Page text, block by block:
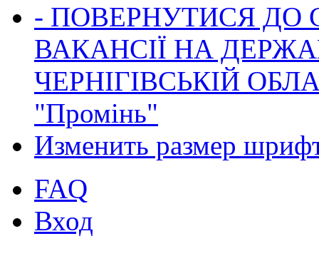
- ПОВЕРНУТИСЯ ДО
ВАКАНСІЇ НА
ЧЕРНІГІВСЬКІЙ
"Промінь"
Изменить размер
FAQ
Вход